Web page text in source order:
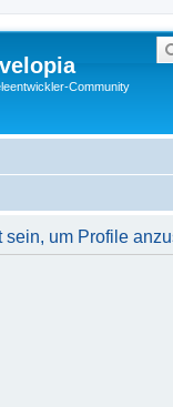
Community
sein, um Profile